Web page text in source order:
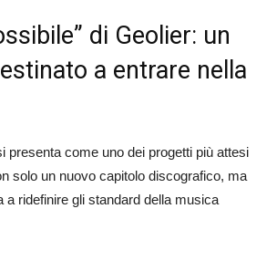
di Geolier: un
a entrare nella
presenta come uno dei progetti più attesi
solo un nuovo capitolo discografico, ma
a ridefinire gli standard della musica